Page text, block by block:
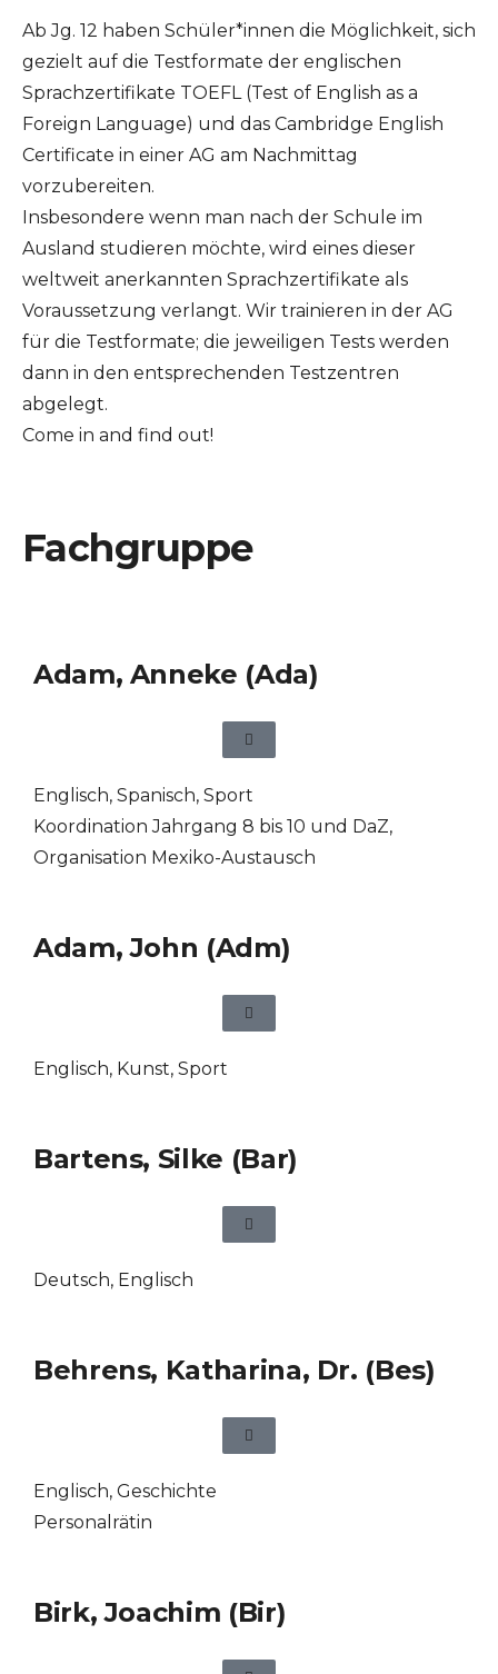
Ab Jg. 12 haben Schüler*innen die Möglichkeit, sich
gezielt auf die Testformate der englischen
Sprachzertifikate TOEFL (Test of English as a
Foreign Language) und das Cambridge English
Certificate in einer AG am Nachmittag
vorzubereiten.
Insbesondere wenn man nach der Schule im
Ausland studieren möchte, wird eines dieser
weltweit anerkannten Sprachzertifikate als
Voraussetzung verlangt. Wir trainieren in der AG
für die Testformate; die jeweiligen Tests werden
dann in den entsprechenden Testzentren
abgelegt.
Come in and find out!
Fachgruppe
Adam, Anneke (Ada)
Englisch, Spanisch, Sport
Koordination Jahrgang 8 bis 10 und DaZ,
Organisation Mexiko-Austausch
Adam, John (Adm)
Englisch, Kunst, Sport
Bartens, Silke (Bar)
Deutsch, Englisch
Behrens, Katharina, Dr. (Bes)
Englisch, Geschichte
Personalrätin
Birk, Joachim (Bir)